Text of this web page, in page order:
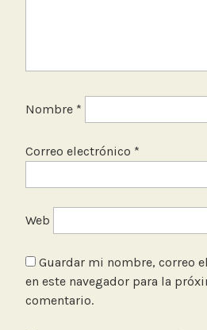
Nombre *
Correo electrónico *
Web
Guardar mi nombre, correo
en este navegador para la
comentario.